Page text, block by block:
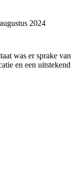
2024
was er sprake van
en een uitstekend